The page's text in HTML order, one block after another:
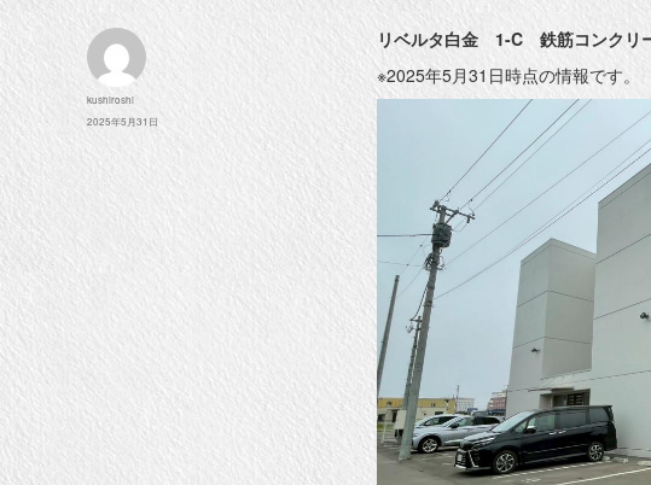
リベルタ白金 1-C 鉄筋コンクリ
※2025年5月31日時点の情報です。
投
者
kushiroshi
投
2025年5月31日